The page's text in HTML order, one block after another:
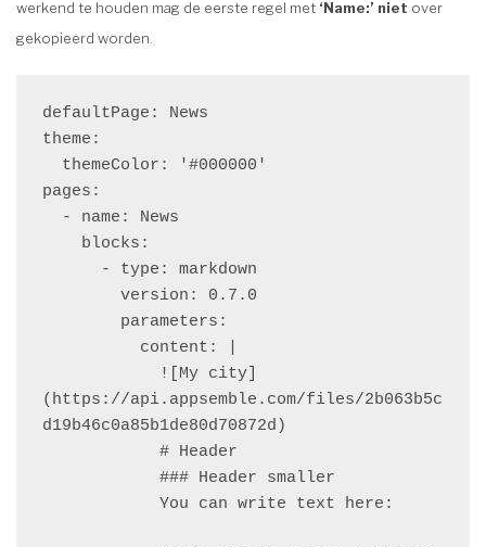
werkend te houden mag de eerste regel met ‘Name:’ niet over
gekopieerd worden.
defaultPage: News
theme:
pages:
(https://api.appsemble.com/files/2b063b5c
d19b46c0a85b1de80d70872d)